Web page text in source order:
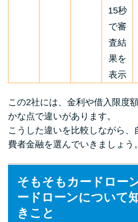
質屋でお金を
やシステムを
学生がお金を
る？
学生がお金を
ソフト闇金と
15秒
で審
査結
果を
表示
この2社には、金利や借入限度
かな点で違いがあります。
こうした違いを比較しながら、
費者金融を選んでいきましょう。
そもそもカードロー
ードローンについて
きこと